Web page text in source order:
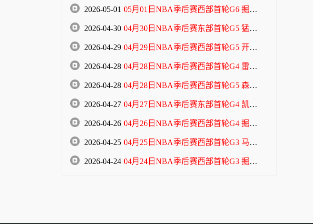
2026-05-01 05月01日NBA季后赛西部首轮G6 掘金 - 森林狼 全场录像
2026-04-30 04月30日NBA季后赛东部首轮G5 猛龙 - 骑士 全场录像
2026-04-29 04月29日NBA季后赛西部首轮G5 开拓者 - 马刺 全场录像
2026-04-28 04月28日NBA季后赛西部首轮G4 雷霆 - 太阳 全场录像
2026-04-28 04月28日NBA季后赛西部首轮G5 森林狼 - 掘金 全场录像
2026-04-27 04月27日NBA季后赛东部首轮G4 凯尔特人 - 76人 全场录像
2026-04-26 04月26日NBA季后赛西部首轮G4 掘金 - 森林狼 全场录像
2026-04-25 04月25日NBA季后赛西部首轮G3 马刺 - 开拓者 全场录像
2026-04-24 04月24日NBA季后赛西部首轮G3 掘金 - 森林狼 全场录像